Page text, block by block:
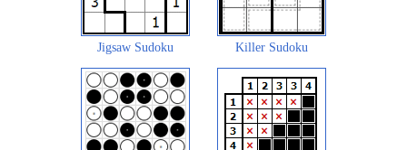
Jigsaw Sudoku Killer Sudoku